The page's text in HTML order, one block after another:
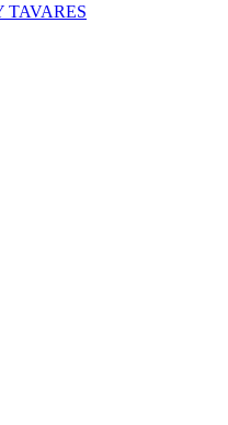
TAVARES